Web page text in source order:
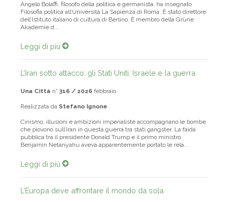
Angelo Bolaffi, filosofo della politica e germanista, ha insegnato
Filosofia politica all’Università La Sapienza di Roma. È stato direttore
dell’Istituto italiano di cultura di Berlino. È membro della Grüne
Akademie d...
Leggi di più
L’Iran sotto attacco: gli Stati Uniti, Israele e la guerra
Una Città n° 316 / 2026 febbraio
Realizzata da Stefano Ignone
Cinismo, illusioni e ambizioni imperialiste accompagnano le bombe
che piovono sull’Iran in questa guerra tra stati gangster. La faida
pubblica tra il presidente Donald Trump e il primo ministro
Benjamin Netanyahu aveva apparentemente portato le rela...
Leggi di più
L’Europa deve affrontare il mondo da sola